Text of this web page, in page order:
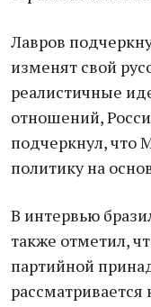
Лавров
изменят свой
реалистичные
отношений,
подчеркнул, что
политику на
В интервью
также отметил,
партийной
рассматривается